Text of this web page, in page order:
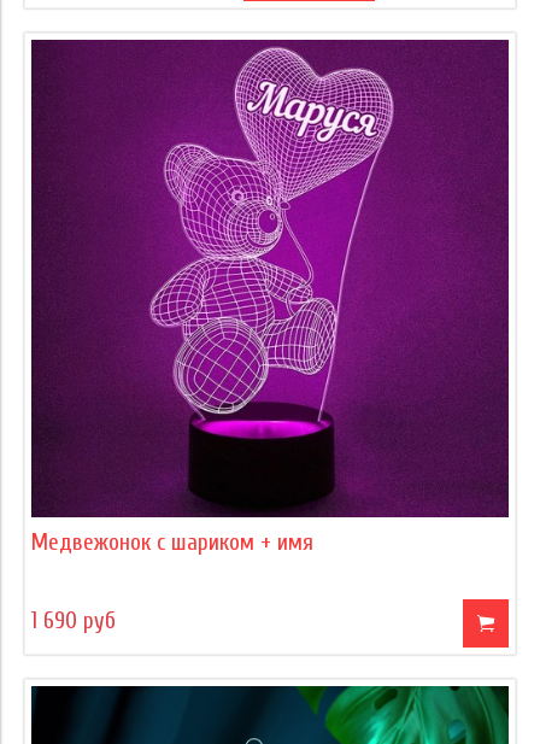
Медвежонок с шариком + имя
1 690 руб